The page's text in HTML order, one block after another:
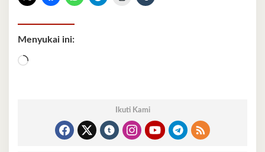
Menyukai ini:
Memuat...
Ikuti Kami